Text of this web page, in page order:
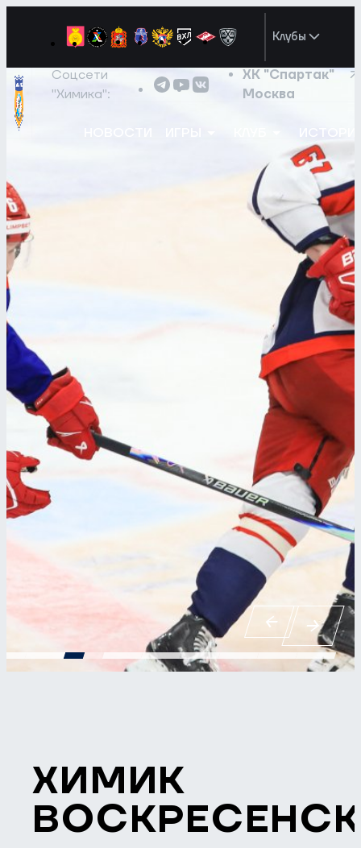
Клубы
Соцсети
"Химика":
ХК "Спартак"
Москва
ХИМИК
ВОСКРЕСЕНСК